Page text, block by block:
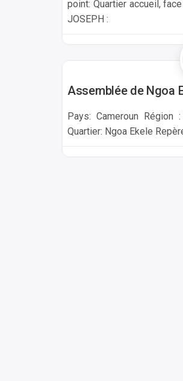
point: Quartier accueil,
JOSEPH :
Assemblée de Ngoa
Pays: Cameroun
Quartier: Ngoa Ekele